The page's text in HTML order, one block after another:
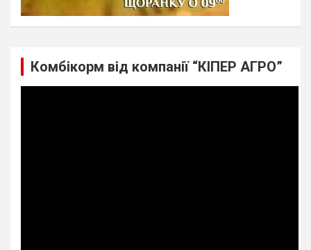
Комбікорм від компанії “КІПЕР АГРО”